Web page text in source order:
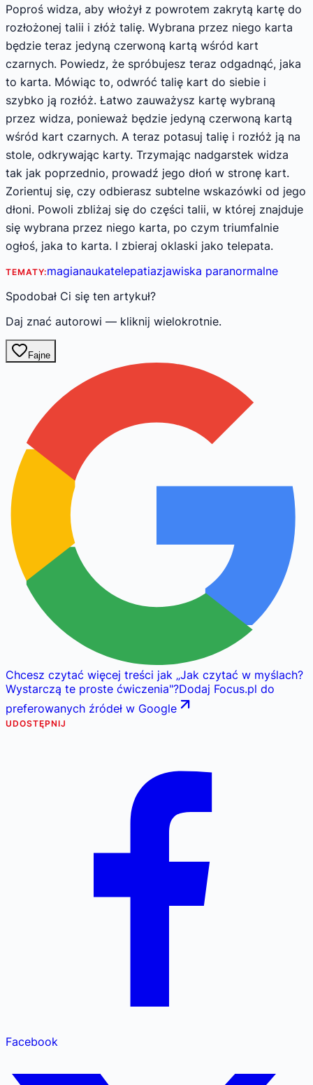
Poproś widza, aby włożył z powrotem zakrytą kartę do
rozłożonej talii i złóż talię. Wybrana przez niego karta
będzie teraz jedyną czerwoną kartą wśród kart
czarnych. Powiedz, że spróbujesz teraz odgadnąć, jaka
to karta. Mówiąc to, odwróć talię kart do siebie i
szybko ją rozłóż. Łatwo zauważysz kartę wybraną
przez widza, ponieważ będzie jedyną czerwoną kartą
wśród kart czarnych. A teraz potasuj talię i rozłóż ją na
stole, odkrywając karty. Trzymając nadgarstek widza
tak jak poprzednio, prowadź jego dłoń w stronę kart.
Zorientuj się, czy odbierasz subtelne wskazówki od jego
dłoni. Powoli zbliżaj się do części talii, w której znajduje
się wybrana przez niego karta, po czym triumfalnie
ogłoś, jaka to karta. I zbieraj oklaski jako telepata.
TEMATY:magianaukatelepatiazjawiska paranormalne
Spodobał Ci się ten artykuł?
Daj znać autorowi — kliknij wielokrotnie.
Fajne
Chcesz czytać więcej treści jak „Jak czytać w myślach?
Wystarczą te proste ćwiczenia"?Dodaj Focus.pl do
preferowanych źródeł w Google
UDOSTĘPNIJ
Facebook